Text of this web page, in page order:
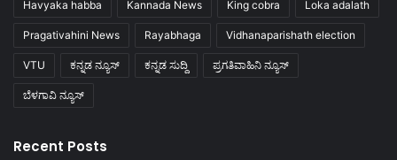
Havyaka habba Kannada News King cobra Loka adalath
Pragativahini News Rayabhaga Vidhanaparishath election
VTU ಕನ್ನಡ ನ್ಯೂಸ್ ಕನ್ನಡ ಸುದ್ದಿ ಪ್ರಗತಿವಾಹಿನಿ ನ್ಯೂಸ್
ಬೆಳಗಾವಿ ನ್ಯೂಸ್
Recent Posts